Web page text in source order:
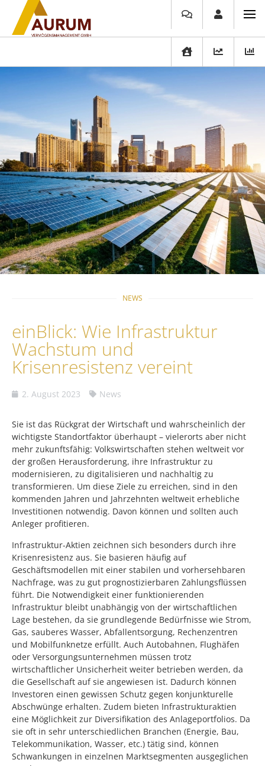
NEWS
einBlick: Wie Infrastruktur
Wachstum und
Krisenresistenz vereint
2. August 2023 News
Sie ist das Rückgrat der Wirtschaft und wahrscheinlich der
wichtigste Standortfaktor überhaupt – vielerorts aber nicht
mehr zukunftsfähig: Volkswirtschaften stehen weltweit vor
der großen Herausforderung, ihre Infrastruktur zu
modernisieren, zu digitalisieren und nachhaltig zu
transformieren. Um diese Ziele zu erreichen, sind in den
kommenden Jahren und Jahrzehnten weltweit erhebliche
Investitionen notwendig. Davon können und sollten auch
Anleger profitieren.
Infrastruktur-Aktien zeichnen sich besonders durch ihre
Krisenresistenz aus. Sie basieren häufig auf
Geschäftsmodellen mit einer stabilen und vorhersehbaren
Nachfrage, was zu gut prognostizierbaren Zahlungsflüssen
führt. Die Notwendigkeit einer funktionierenden
Infrastruktur bleibt unabhängig von der wirtschaftlichen
Lage bestehen, da sie grundlegende Bedürfnisse wie Strom,
Gas, sauberes Wasser, Abfallentsorgung, Rechenzentren
und Mobilfunknetze erfüllt. Auch Autobahnen, Flughäfen
oder Versorgungsunternehmen müssen trotz
wirtschaftlicher Unsicherheit weiter betrieben werden, da
die Gesellschaft auf sie angewiesen ist. Dadurch können
Investoren einen gewissen Schutz gegen konjunkturelle
Abschwünge erhalten. Zudem bieten Infrastrukturaktien
eine Möglichkeit zur Diversifikation des Anlageportfolios. Da
sie oft in sehr unterschiedlichen Branchen (Energie, Bau,
Telekommunikation, Wasser, etc.) tätig sind, können
Schwankungen in einzelnen Marktsegmenten ausgeglichen